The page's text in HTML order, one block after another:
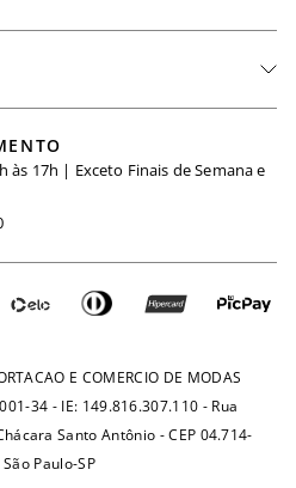
às 17h | Exceto Finais de Semana e
E COMERCIO DE MODAS
34 - IE: 149.816.307.110 - Rua
Santo Antônio - CEP 04.714-
Paulo-SP